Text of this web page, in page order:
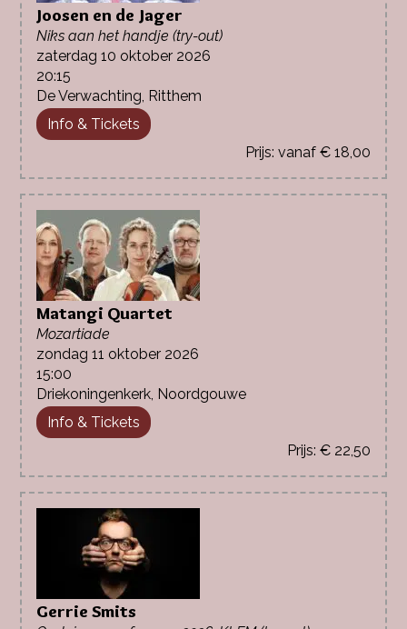
Joosen en de Jager
Niks aan het handje (try-out)
zaterdag 10 oktober 2026
20:15
De Verwachting, Ritthem
Info & Tickets
vanaf € 18,00
Matangi Quartet
Mozartiade
zondag 11 oktober 2026
15:00
Driekoningenkerk, Noordgouwe
Info & Tickets
€ 22,50
Gerrie Smits